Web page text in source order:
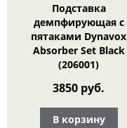
Подставка
демпфирующая с
пятаками Dynavox
Absorber Set Black
(206001)
3850 руб.
В корзину